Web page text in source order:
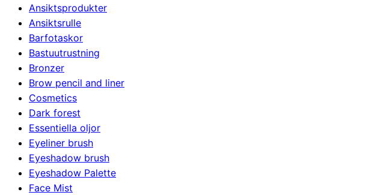
Ansiktsprodukter
Ansiktsrulle
Barfotaskor
Bastuutrustning
Bronzer
Brow pencil and liner
Cosmetics
Dark forest
Essentiella oljor
Eyeliner brush
Eyeshadow brush
Eyeshadow Palette
Face Mist